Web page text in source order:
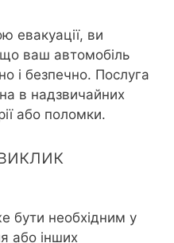
евакуації, ви
ваш автомобіль
і безпечно. Послуга
в надзвичайних
або поломки.
бути необхідним у
або інших